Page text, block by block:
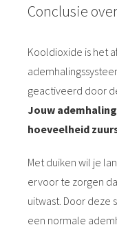
Conclusie
Kooldioxide is het
geactiveerd door
Jouw
hoeveelheid
Met duiken wil je
ervoor te zorgen
uitwast. Door deze
een normale